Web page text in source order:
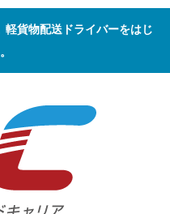
貨物配送ドライバーをはじ